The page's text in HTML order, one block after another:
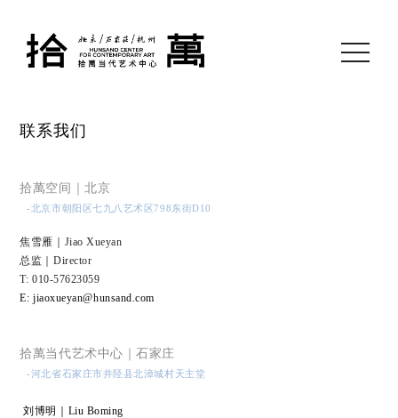
toggle
联系我们
拾萬空间｜北京
-北京市朝阳区七九八艺术区798东街D10
焦雪雁｜Jiao Xueyan
总监｜Director
T: 010-57623059
E: jiaoxueyan@hunsand.com
拾萬当代艺术中心｜石家庄
-河北省石家庄市井陉县北漳城村天主堂
刘博明｜Liu Boming